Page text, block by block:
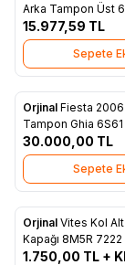
Favorilere
Arka Tampon Üst 6S61 17862
ABXWAA
15.977,59 TL
Sepete
Favorilere
Orjinal Fiesta
Tampon Ghia 6S61 17762
BDXWAA
30.000,00 TL
Sepete
Favorilere
Orjinal Vites Kol
Kapağı 8M5R
1.750,00 TL +